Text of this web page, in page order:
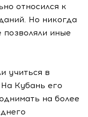
относился к
Но никогда
позволяли иные
учиться в
Кубань его
на более